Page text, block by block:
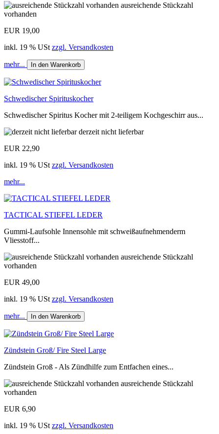
ausreichende Stückzahl
vorhanden
EUR 19,00
inkl. 19 % USt zzgl. Versandkosten
mehr... In den Warenkorb
Schwedischer Spirituskocher
Schwedischer Spiritus Kocher mit 2-teiligem Kochgeschirr aus...
derzeit nicht lieferbar
EUR 22,90
inkl. 19 % USt zzgl. Versandkosten
mehr...
TACTICAL STIEFEL LEDER
Gummi-Laufsohle Innensohle mit schweißaufnehmenderm
Vliesstoff...
ausreichende Stückzahl
vorhanden
EUR 49,00
inkl. 19 % USt zzgl. Versandkosten
mehr... In den Warenkorb
Zündstein Groß/ Fire Steel Large
Zündstein Groß - Als Zündhilfe zum Entfachen eines...
ausreichende Stückzahl
vorhanden
EUR 6,90
inkl. 19 % USt zzgl. Versandkosten